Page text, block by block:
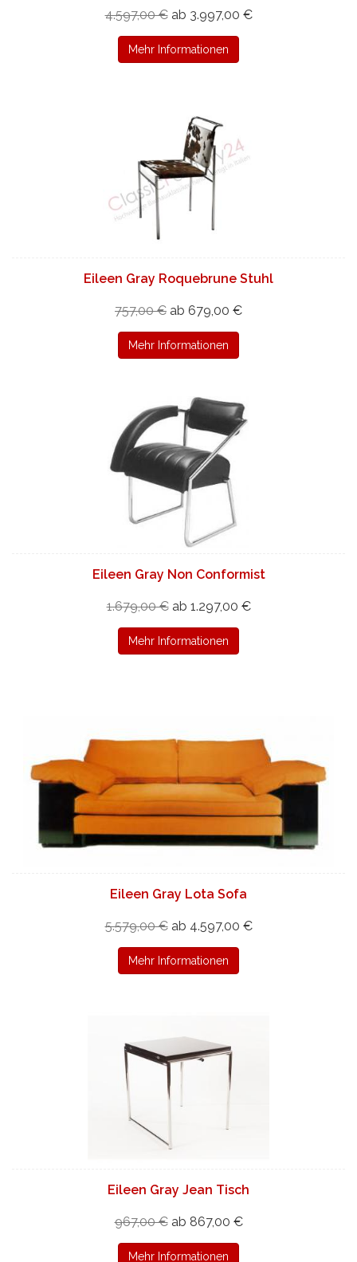
4.597,00 € ab 3.997,00 €
Mehr Informationen
Eileen Gray Roquebrune Stuhl
757,00 € ab 679,00 €
Mehr Informationen
Eileen Gray Non Conformist
1.679,00 € ab 1.297,00 €
Mehr Informationen
Eileen Gray Lota Sofa
5.579,00 € ab 4.597,00 €
Mehr Informationen
Eileen Gray Jean Tisch
967,00 € ab 867,00 €
Mehr Informationen